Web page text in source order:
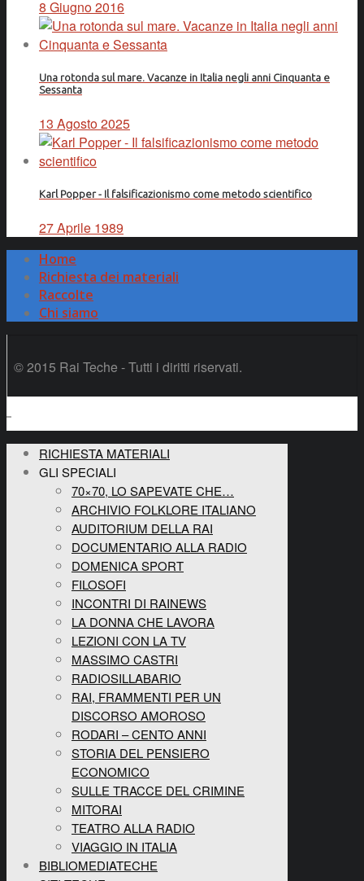
8 Giugno 2016
Una rotonda sul mare. Vacanze in Italia negli anni Cinquanta e
Sessanta
13 Agosto 2025
Karl Popper - Il falsificazionismo come metodo scientifico
27 Aprile 1989
Home
Richiesta dei materiali
Raccolte
Chi siamo
© 2015 Rai Teche - Tutti i diritti riservati.
RICHIESTA MATERIALI
GLI SPECIALI
70×70, LO SAPEVATE CHE…
ARCHIVIO FOLKLORE ITALIANO
AUDITORIUM DELLA RAI
DOCUMENTARIO ALLA RADIO
DOMENICA SPORT
FILOSOFI
INCONTRI DI RAINEWS
LA DONNA CHE LAVORA
LEZIONI CON LA TV
MASSIMO CASTRI
RADIOSILLABARIO
RAI, FRAMMENTI PER UN
DISCORSO AMOROSO
RODARI – CENTO ANNI
STORIA DEL PENSIERO
ECONOMICO
SULLE TRACCE DEL CRIMINE
MITORAI
TEATRO ALLA RADIO
VIAGGIO IN ITALIA
BIBLIOMEDIATECHE